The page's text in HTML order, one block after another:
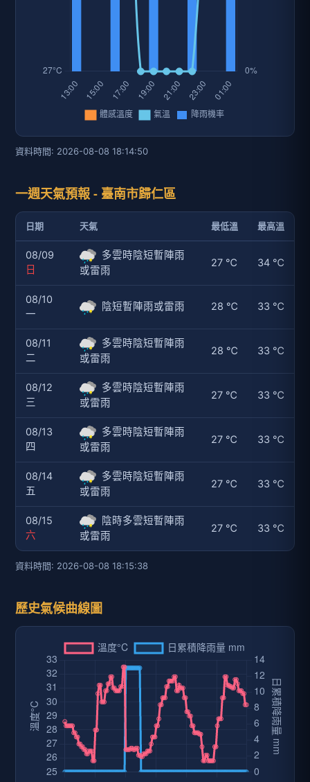
資料時間: 2026-08-08 18:14:50
一週天氣預報 - 臺南市歸仁區
日期 天氣 最低溫 最高溫
08/09
日
多雲時陰短暫陣雨
或雷雨
27 ℃ 34 ℃
08/10
一
陰短暫陣雨或雷雨 28 ℃ 33 ℃
08/11
二
多雲時陰短暫陣雨
或雷雨
28 ℃ 33 ℃
08/12
三
多雲時陰短暫陣雨
或雷雨
27 ℃ 33 ℃
08/13
四
多雲時陰短暫陣雨
或雷雨
27 ℃ 33 ℃
08/14
五
多雲時陰短暫陣雨
或雷雨
27 ℃ 33 ℃
08/15
六
陰時多雲短暫陣雨
或雷雨
27 ℃ 33 ℃
資料時間: 2026-08-08 18:15:38
歷史氣候曲線圖